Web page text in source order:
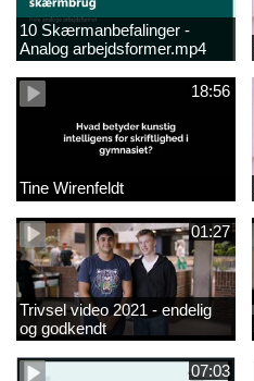
10 Skærmanbefalinger -
Analog arbejdsformer.mp4
18:56
Tine Wirenfeldt
01:27
Trivsel video 2021 - endelig
og godkendt
07:03